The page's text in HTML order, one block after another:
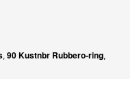
, 90 Kustnbr Rubbero-ring,